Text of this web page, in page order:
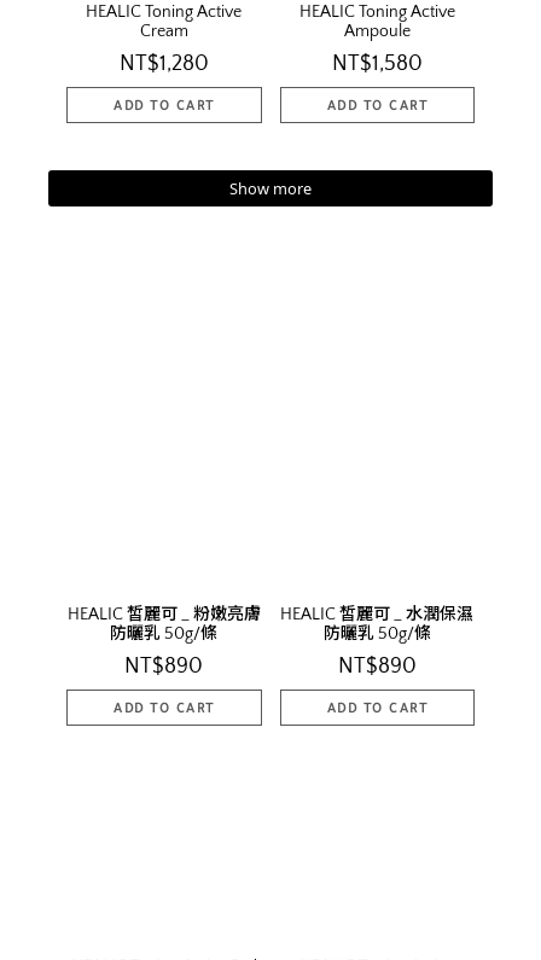
HEALIC Toning Active
Cream
NT$1,280
HEALIC Toning Active
Ampoule
NT$1,580
Show more
HEALIC 皙麗可 _ 粉嫩亮膚
防曬乳 50g/條
NT$890
HEALIC 皙麗可 _ 水潤保濕
防曬乳 50g/條
NT$890